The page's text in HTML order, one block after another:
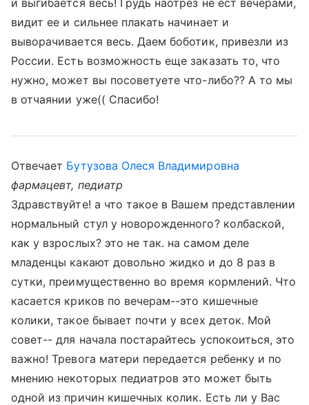
и выгибается весь! Грудь наотрез не ест вечерами,
видит ее и сильнее плакать начинает и
выворачивается весь. Даем боботик, привезли из
России. Есть возможность еще заказать то, что
нужно, может вы посоветуете что-либо?? А то мы
в отчаянии уже(( Спасибо!
Отвечает Бутузова Олеся Владимировна
фармацевт, педиатр
Здравствуйте! а что такое в Вашем представлении
нормальный стул у новорожденного? колбаской,
как у взрослых? это не так. на самом деле
младенцы какают довольно жидко и до 8 раз в
сутки, преимущественно во время кормлений. Что
касается криков по вечерам--это кишечные
колики, такое бывает почти у всех деток. Мой
совет-- для начала постарайтесь успокоиться, это
важно! Тревога матери передается ребенку и по
мнению некоторых педиатров это может быть
одной из причин кишечных колик. Есть ли у Вас